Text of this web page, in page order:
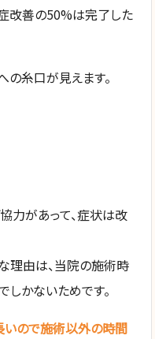
改善の50%は完了した
糸口が見えます。
力があって、症状は改
理由は、当院の施術時
かないためです。
ので施術以外の時間